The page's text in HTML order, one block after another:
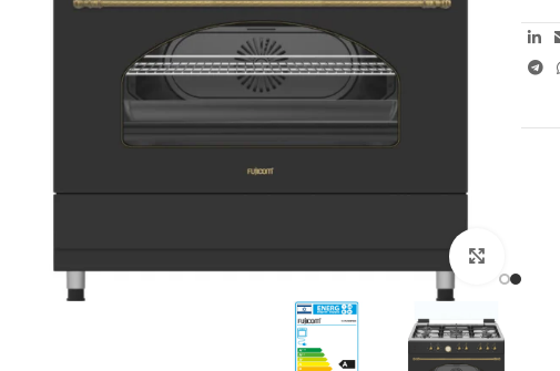
לחצו להגדלה